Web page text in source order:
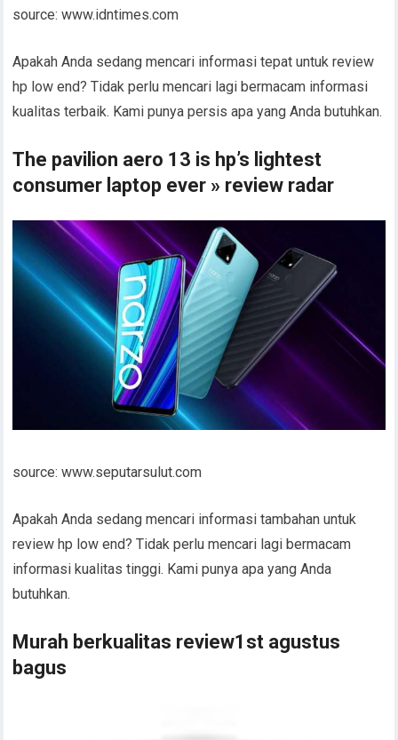
source: www.idntimes.com
Apakah Anda sedang mencari informasi tepat untuk review
hp low end? Tidak perlu mencari lagi bermacam informasi
kualitas terbaik. Kami punya persis apa yang Anda butuhkan.
The pavilion aero 13 is hp’s lightest
consumer laptop ever » review radar
source: www.seputarsulut.com
Apakah Anda sedang mencari informasi tambahan untuk
review hp low end? Tidak perlu mencari lagi bermacam
informasi kualitas tinggi. Kami punya apa yang Anda
butuhkan.
Murah berkualitas review1st agustus
bagus